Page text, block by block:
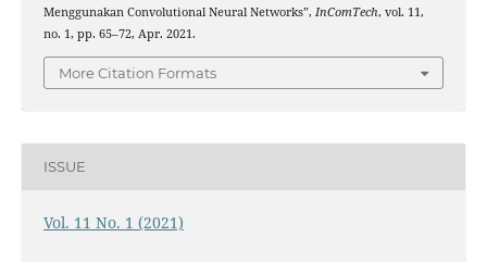
Menggunakan Convolutional Neural Networks”, InComTech, vol. 11,
no. 1, pp. 65–72, Apr. 2021.
More Citation Formats
ISSUE
Vol. 11 No. 1 (2021)